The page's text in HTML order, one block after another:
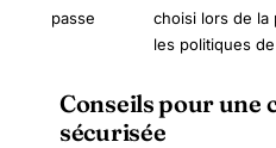
passe
choisi lors de la
les politiques de
Conseils pour une
sécurisée